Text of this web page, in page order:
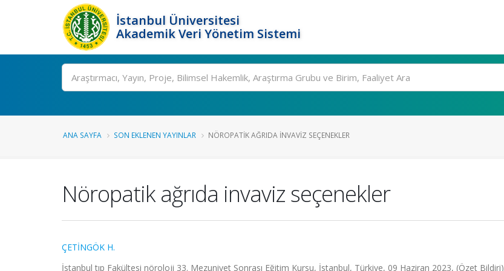
İstanbul Üniversitesi
Akademik Veri Yönetim Sistemi
Ara
ANA SAYFA SON EKLENEN YAYINLAR NÖROPATIK AĞRIDA INVAVIZ SEÇENEKLER
Nöropatik ağrıda invaviz seçenekler
ÇETİNGÖK H.
İstanbul tıp Fakültesi nöroloji 33. Mezuniyet Sonrası Eğitim Kursu, İstanbul, Türkiye, 09 Haziran 2023, (Özet Bildiri)